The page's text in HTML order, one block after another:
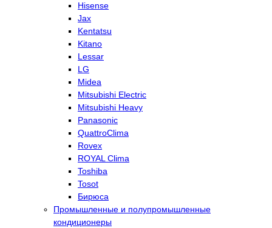
Hisense
Jax
Kentatsu
Kitano
Lessar
LG
Midea
Mitsubishi Electric
Mitsubishi Heavy
Panasonic
QuattroClima
Rovex
ROYAL Clima
Toshiba
Tosot
Бирюса
Промышленные и полупромышленные
кондиционеры